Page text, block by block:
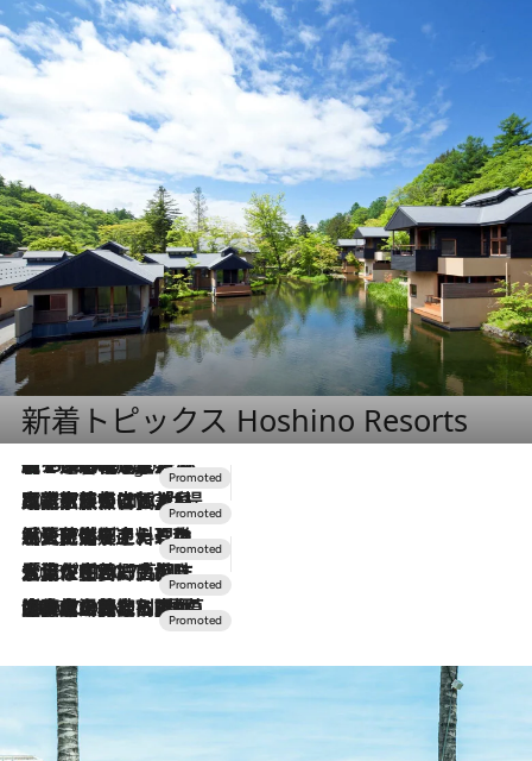
新着トピックス Hoshino Resorts
7 Hours Ago
【トンボの足水浴】ヒノキの香りに包まれて涼感マックス！約13℃の湧水かけ流しを避暑地「星野温泉 トンボの湯」で体験
2026.7.31
【ホテル帰省】という選択肢をOMOが提案。家族とほどよい距離を保つには「昼は実家、夜は気兼ねなくホテルで！」
2026.7.24
【夏限定ディナーコース】旬を迎える稚鮎や花ズッキーニなどをイタリア・トスカーナの郷土料理の手法で満喫！
2026.7.17
「土佐和ハーブかき氷」がOMO7高知に登場！生姜、山椒、大葉など目にも舌にも涼を呼ぶ郷土の味
2026.7.10
NEW OPEN！【界 草津】名湯の地に誕生。趣の異なる2種の温泉と上州ならではの会席・蕎麦割烹など美食を味わう究極の癒やし旅